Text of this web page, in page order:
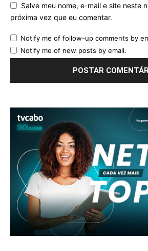
Salve meu nome, e-mail e site neste
próxima vez que eu comentar.
Notify me of follow-up comments by
Notify me of new posts by email.